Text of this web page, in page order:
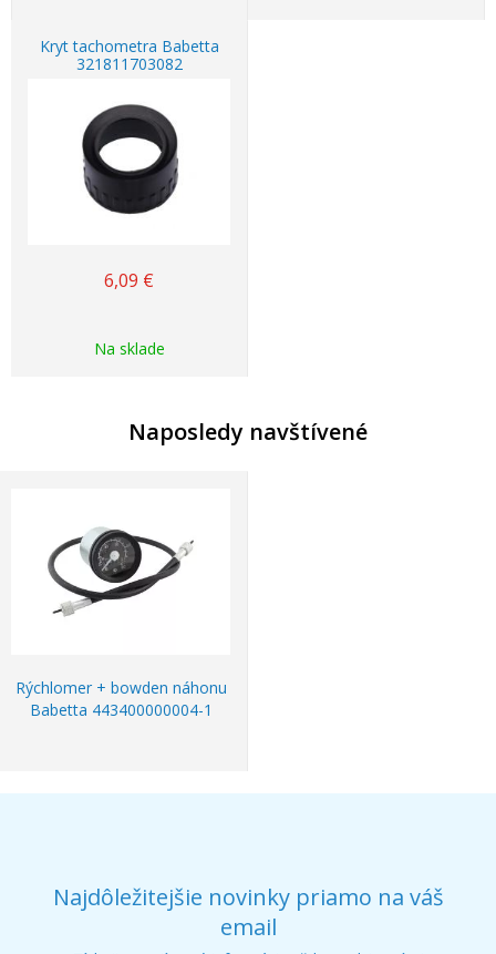
Kryt tachometra Babetta
321811703082
6,09 €
Na sklade
Naposledy navštívené
Rýchlomer + bowden náhonu
Babetta 443400000004-1
Najdôležitejšie novinky priamo na váš
email